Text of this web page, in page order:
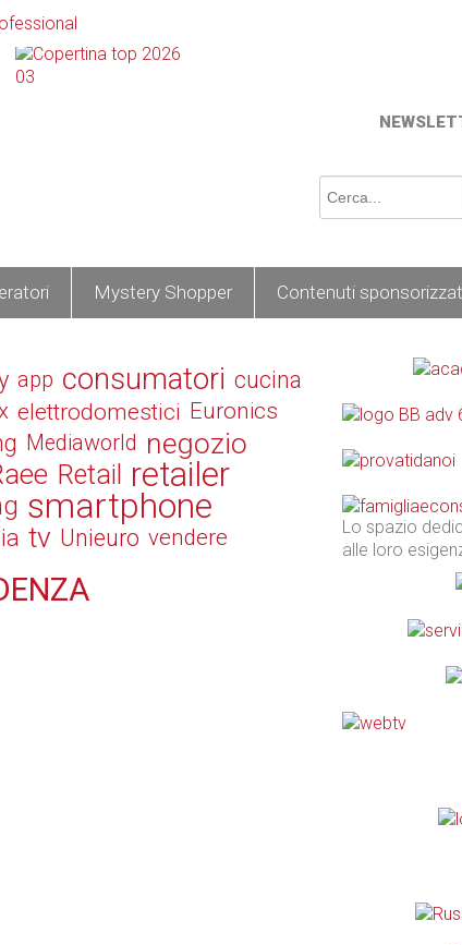
Mystery Shopper Contenuti
app consumatori cucina
elettrodomestici Euronics
Mediaworld negozio
Retail retailer
smartphone
tv Unieuro vendere
Lo spazio
alle loro